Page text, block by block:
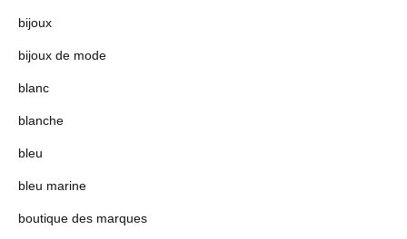
bijoux
bijoux de mode
blanc
blanche
bleu
bleu marine
boutique des marques